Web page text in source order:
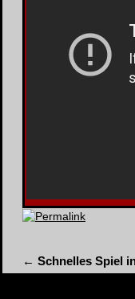
Permalink
← Schnelles Spiel